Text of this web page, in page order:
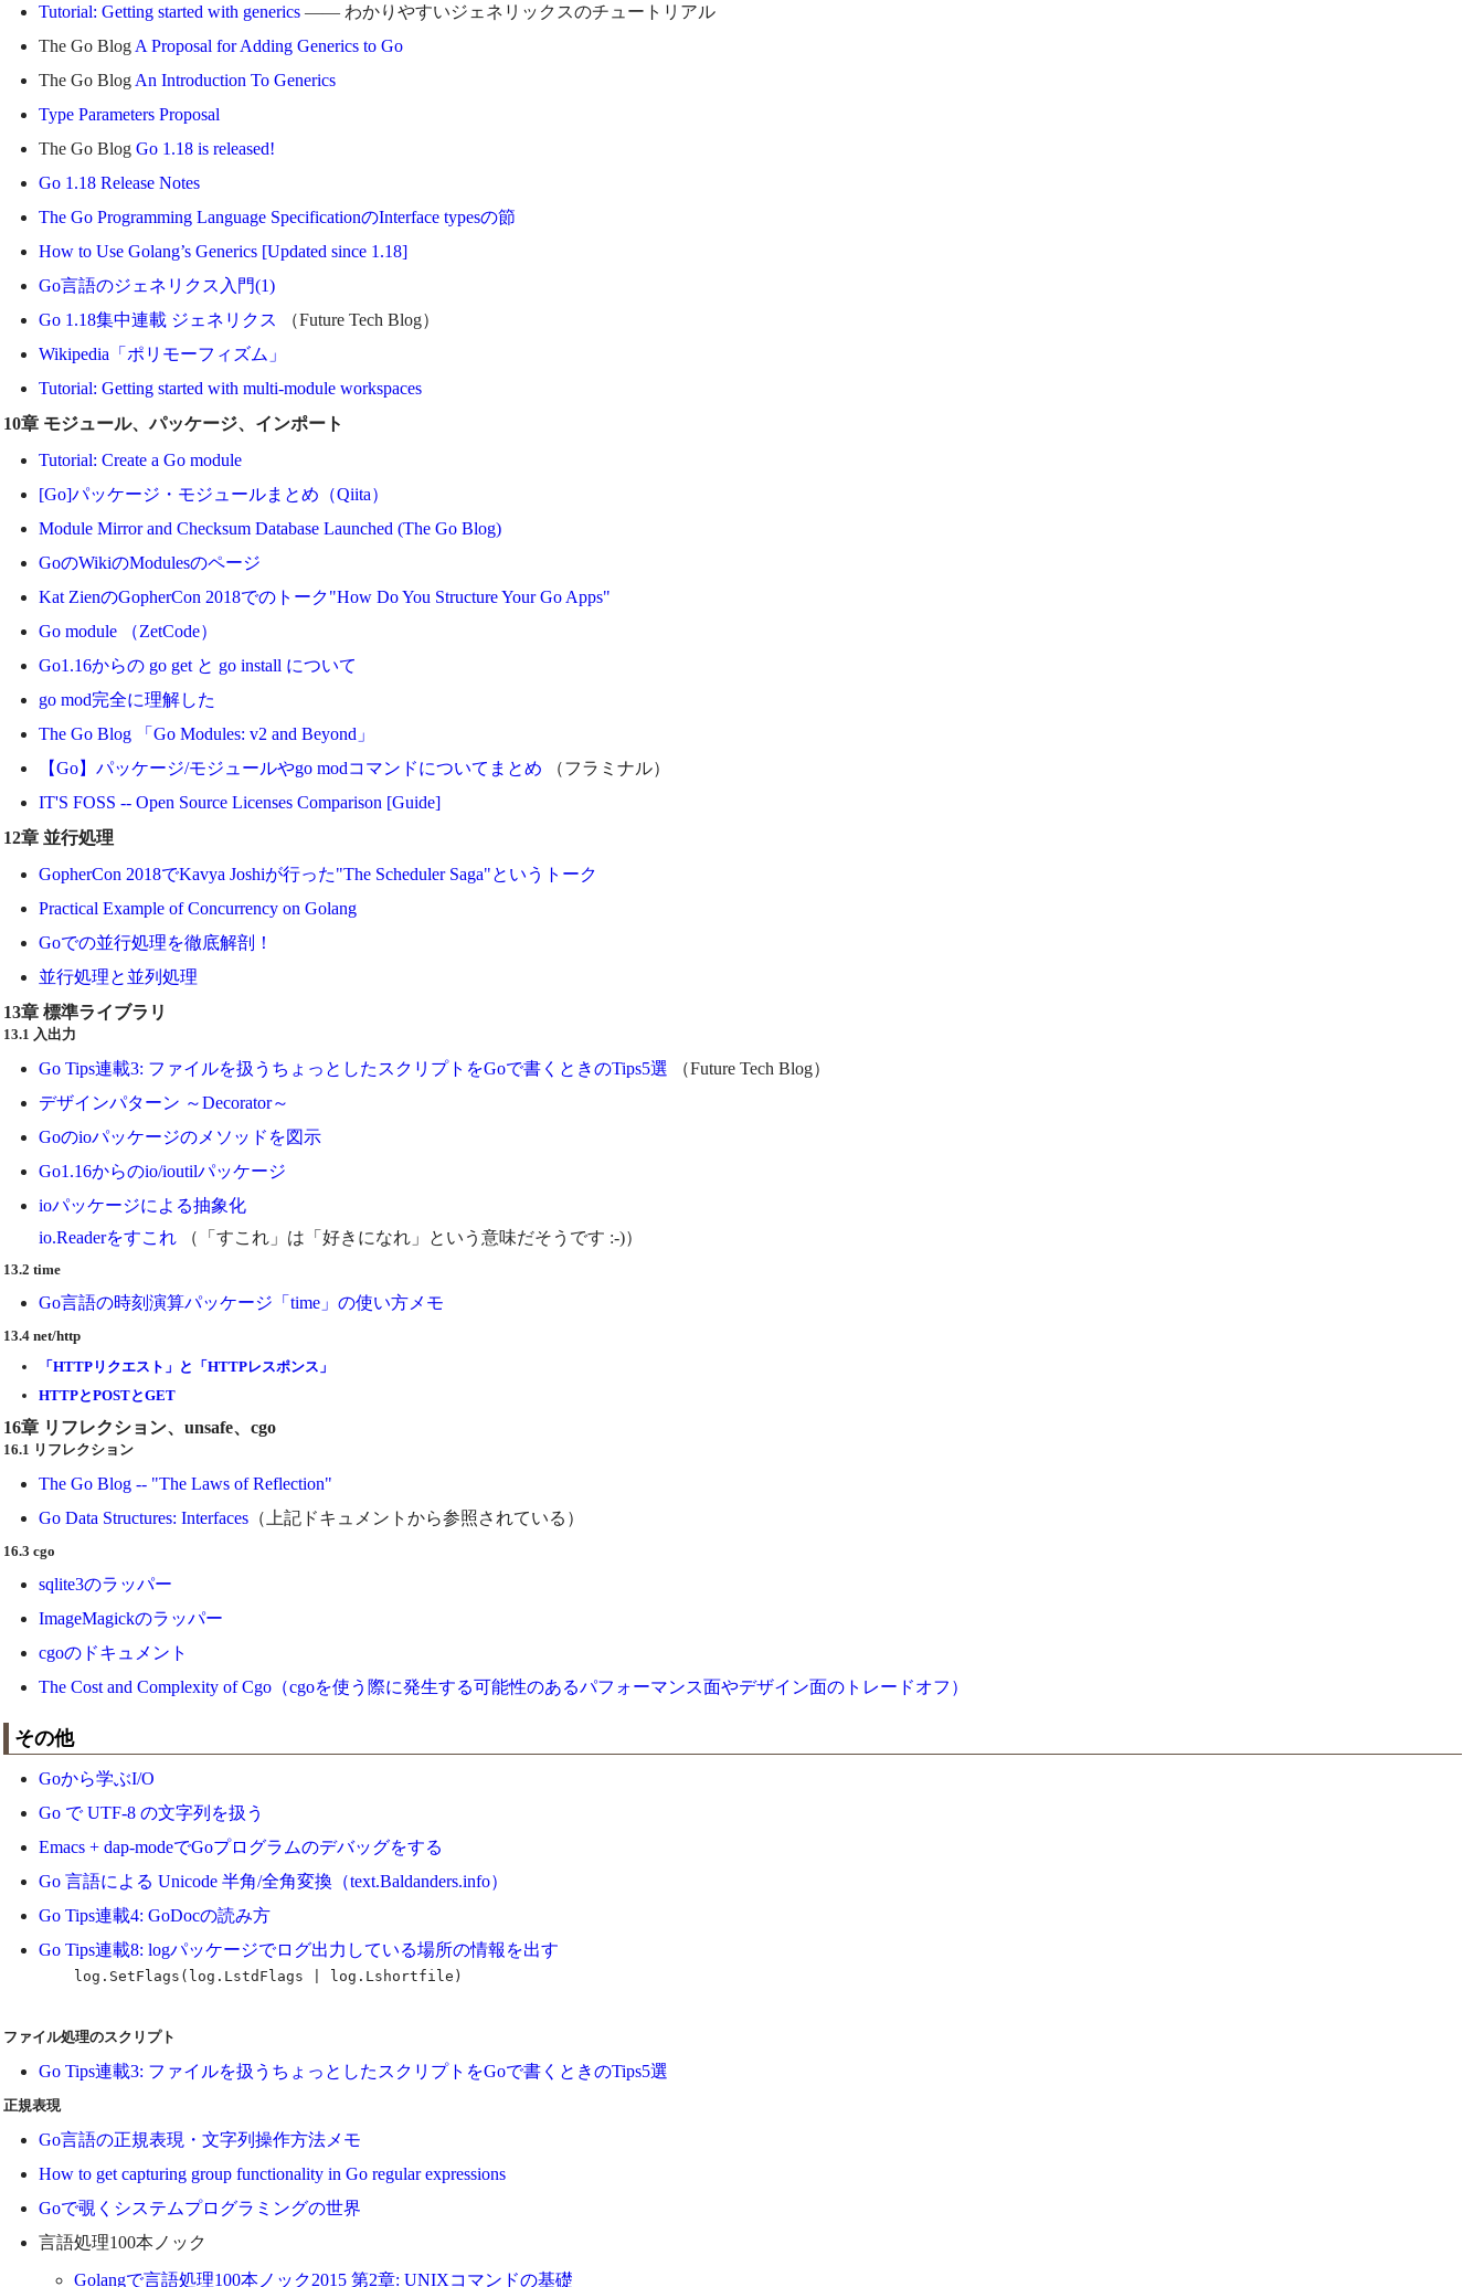
Tutorial: Getting started with generics—— わかりやすいジェネリックスのチュートリアル
The Go Blog A Proposal for Adding Generics to Go
The Go Blog An Introduction To Generics
Type Parameters Proposal
The Go BlogGo 1.18 is released!
Go 1.18 Release Notes
The Go Programming Language SpecificationのInterface typesの節
How to Use Golang’s Generics [Updated since 1.18]
Go言語のジェネリクス入門(1)
Go 1.18集中連載 ジェネリクス
（Future Tech Blog）
Wikipedia「ポリモーフィズム」
Tutorial: Getting started with multi-module workspaces
10章 モジュール、パッケージ、インポート
Tutorial: Create a Go module
[Go]パッケージ・モジュールまとめ（Qiita）
Module Mirror and Checksum Database Launched (The Go Blog)
GoのWikiのModulesのページ
Kat ZienのGopherCon 2018でのトーク"How Do You Structure Your Go Apps"
Go module （ZetCode）
Go1.16からの go get と go install について
go mod完全に理解した
The Go Blog 「Go Modules: v2 and Beyond」
【Go】パッケージ/モジュールやgo modコマンドについてまとめ
（フラミナル）
IT'S FOSS -- Open Source Licenses Comparison [Guide]
12章 並行処理
GopherCon 2018でKavya Joshiが行った"The Scheduler Saga"というトーク
Practical Example of Concurrency on Golang
Goでの並行処理を徹底解剖！
並行処理と並列処理
13章 標準ライブラリ
13.1 入出力
Go Tips連載3: ファイルを扱うちょっとしたスクリプトをGoで書くときのTips5選
（Future Tech Blog）
デザインパターン ～Decorator～
Goのioパッケージのメソッドを図示
Go1.16からのio/ioutilパッケージ
ioパッケージによる抽象化
io.Readerをすこれ
（「すこれ」は「好きになれ」という意味だそうです :-)）
13.2 time
Go言語の時刻演算パッケージ「time」の使い方メモ
13.4 net/http
「HTTPリクエスト」と「HTTPレスポンス」
HTTPとPOSTとGET
16章 リフレクション、unsafe、cgo
16.1 リフレクション
The Go Blog -- "The Laws of Reflection"
Go Data Structures: Interfaces （上記ドキュメントから参照されている）
16.3 cgo
sqlite3のラッパー
ImageMagickのラッパー
cgoのドキュメント
The Cost and Complexity of Cgo（cgoを使う際に発生する可能性のあるパフォーマンス面やデザイン面のトレードオフ）
その他
Goから学ぶI/O
Go で UTF-8 の文字列を扱う
Emacs + dap-modeでGoプログラムのデバッグをする
Go 言語による Unicode 半角/全角変換（text.Baldanders.info）
Go Tips連載4: GoDocの読み方
Go Tips連載8: logパッケージでログ出力している場所の情報を出す
    log.SetFlags(log.LstdFlags | log.Lshortfile)
ファイル処理のスクリプト
Go Tips連載3: ファイルを扱うちょっとしたスクリプトをGoで書くときのTips5選
正規表現
Go言語の正規表現・文字列操作方法メモ
How to get capturing group functionality in Go regular expressions
Goで覗くシステムプログラミングの世界
言語処理100本ノック
Golangで言語処理100本ノック2015 第2章: UNIXコマンドの基礎